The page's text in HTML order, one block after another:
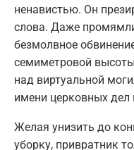
ненавистью. Он
слова. Даже
безмолвное
семиметровой
над виртуальной
имени церковных дел
Желая унизить до
уборку, привратник